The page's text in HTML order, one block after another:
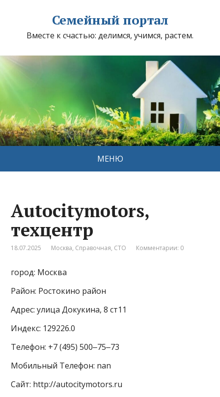
Семейный портал
Вместе к счастью: делимся, учимся, растем.
МЕНЮ
Autocitymotors,
техцентр
18.07.2025 Москва, Справочная, СТО Комментарии: 0
город: Москва
Район: Ростокино район
Адрес: улица Докукина, 8 ст11
Индекс: 129226.0
Телефон: +7 (495) 500‒75‒73
Мобильный Телефон: nan
Сайт: http://autocitymotors.ru